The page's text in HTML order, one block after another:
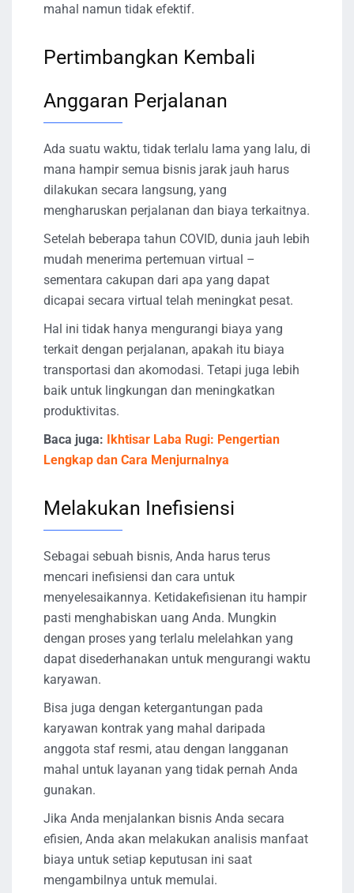
mahal namun tidak efektif.
Pertimbangkan Kembali
Anggaran Perjalanan
Ada suatu waktu, tidak terlalu lama yang lalu, di
mana hampir semua bisnis jarak jauh harus
dilakukan secara langsung, yang
mengharuskan perjalanan dan biaya terkaitnya.
Setelah beberapa tahun COVID, dunia jauh lebih
mudah menerima pertemuan virtual –
sementara cakupan dari apa yang dapat
dicapai secara virtual telah meningkat pesat.
Hal ini tidak hanya mengurangi biaya yang
terkait dengan perjalanan, apakah itu biaya
transportasi dan akomodasi. Tetapi juga lebih
baik untuk lingkungan dan meningkatkan
produktivitas.
Baca juga: Ikhtisar Laba Rugi: Pengertian
Lengkap dan Cara Menjurnalnya
Melakukan Inefisiensi
Sebagai sebuah bisnis, Anda harus terus
mencari inefisiensi dan cara untuk
menyelesaikannya. Ketidakefisienan itu hampir
pasti menghabiskan uang Anda. Mungkin
dengan proses yang terlalu melelahkan yang
dapat disederhanakan untuk mengurangi waktu
karyawan.
Bisa juga dengan ketergantungan pada
karyawan kontrak yang mahal daripada
anggota staf resmi, atau dengan langganan
mahal untuk layanan yang tidak pernah Anda
gunakan.
Jika Anda menjalankan bisnis Anda secara
efisien, Anda akan melakukan analisis manfaat
biaya untuk setiap keputusan ini saat
mengambilnya untuk memulai.